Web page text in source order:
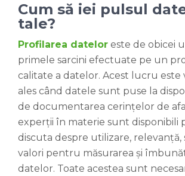
Cum să iei pulsul
tale?
Profilarea datelor este de obicei
primele sarcini efectuate pe un
calitate a datelor. Acest lucru este
ales când datele sunt puse la
de documentarea cerințelor de
experții în materie sunt disponibili
discuta despre utilizare, relevanță,
valori pentru măsurarea și
datelor. Toate acestea sunt